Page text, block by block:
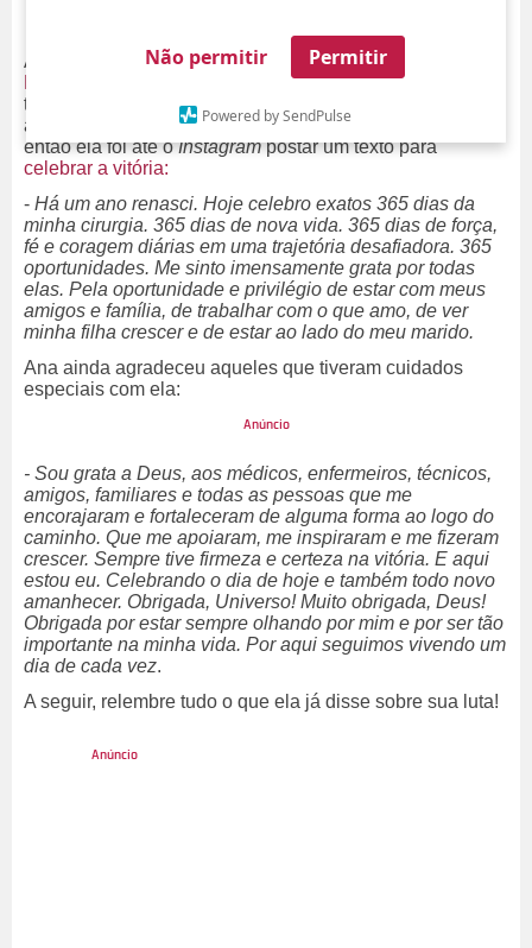
Não permitir Permitir
Powered by SendPulse
Após enfrentar e vencer um câncerde mama,
tem motivos de sobra para comemorar. Nesta
terça-feira, dia 9, completou exatamente um ano que a
apresentadora realizou a cirurgia de retirada do câncer,
então ela foi até oInstagrampostar um texto para
celebrar a vitória:
- Há um ano renasci. Hoje celebro exatos 365 dias da
minha cirurgia. 365 dias de nova vida. 365 dias de força,
fé e coragem diárias em uma trajetória desafiadora. 365
oportunidades. Me sinto imensamente grata por todas
elas. Pela oportunidade e privilégio de estar com meus
amigos e família, de trabalhar com o que amo, de ver
minha filha crescer e de estar ao lado do meu marido.
Ana ainda agradeceu aqueles que tiveram cuidados
especiais com ela:
- Sou grata a Deus, aos médicos, enfermeiros, técnicos,
amigos, familiares e todas as pessoas que me
encorajaram e fortaleceram de alguma forma ao logo do
caminho. Que me apoiaram, me inspiraram e me fizeram
crescer. Sempre tive firmeza e certeza na vitória. E aqui
estou eu. Celebrando o dia de hoje e também todo novo
amanhecer. Obrigada, Universo! Muito obrigada, Deus!
Obrigada por estar sempre olhando por mim e por ser tão
importante na minha vida. Por aqui seguimos vivendo um
dia de cada vez.
A seguir, relembre tudo o que ela já disse sobre sua luta!